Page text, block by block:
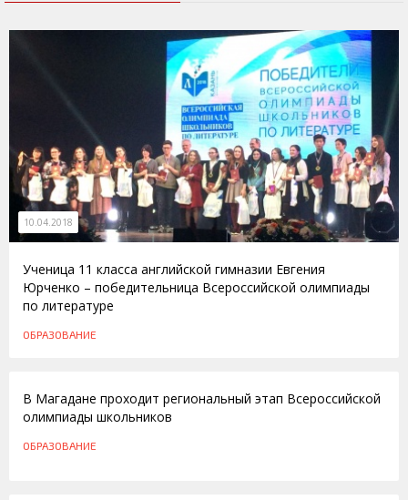
10.04.2018
Ученица 11 класса английской гимназии Евгения
Юрченко – победительница Всероссийской олимпиады
по литературе
ОБРАЗОВАНИЕ
В Магадане проходит региональный этап Всероссийской
олимпиады школьников
ОБРАЗОВАНИЕ